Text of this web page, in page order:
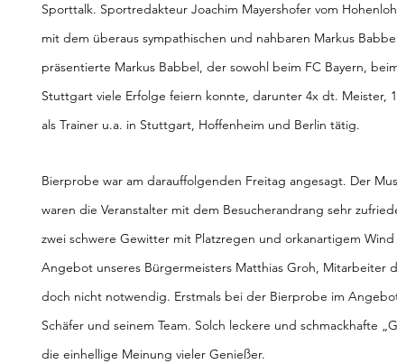
Sporttalk. Sportredakteur Joachim Mayershofer vom
mit dem überaus sympathischen und nahbaren Markus
präsentierte Markus Babbel, der sowohl beim FC Bayern,
Stuttgart viele Erfolge feiern konnte, darunter 4x dt. Meister,
als Trainer u.a. in Stuttgart, Hoffenheim und Berlin tätig.
Bierprobe war am darauffolgenden Freitag angesagt. Der
waren die Veranstalter mit dem Besucherandrang sehr
zwei schwere Gewitter mit Platzregen und orkanartigem
Angebot unseres Bürgermeisters Matthias Groh, Mitarbeiter
doch nicht notwendig. Erstmals bei der Bierprobe im
Schäfer und seinem Team. Solch leckere und schmackhafte
die einhellige Meinung vieler Genießer.